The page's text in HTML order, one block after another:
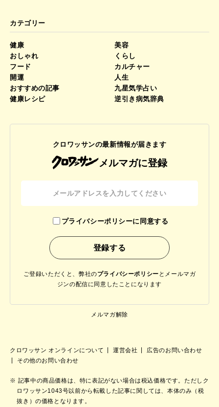
カテゴリー
健康
美容
おしゃれ
くらし
フード
カルチャー
開運
人生
おすすめの記事
九星気学占い
健康レシピ
逆引き病気辞典
クロワッサンの最新情報が届きます
メルマガに登録
プライバシーポリシーに同意する
ご登録いただくと、弊社のプライバシーポリシー と メールマガ
ジンの配信に同意したことになります
メルマガ解除
クロワッサン オンラインについて 運営会社
広告のお問い合わせ
その他のお問い合わせ
記事中の商品価格は、特に表記がない場合は税込価格です。ただしク
ロワッサン1043号以前から転載した記事に関しては、本体のみ（税
抜き）の価格となります。